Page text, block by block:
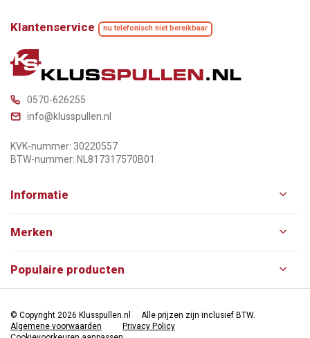
Klantenservice nu telefonisch niet bereikbaar
0570-626255
info@klusspullen.nl
KVK-nummer: 30220557
BTW-nummer: NL817317570B01
Informatie
Merken
Populaire producten
© Copyright 2026 Klusspullen.nl
Alle prijzen zijn inclusief BTW.
Algemene voorwaarden
Privacy Policy